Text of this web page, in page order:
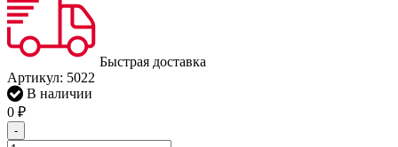
Быстрая доставка
Артикул: 5022
В наличии
0 ₽
-